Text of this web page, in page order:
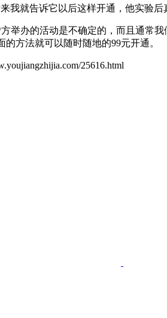
就告诉它以后这样开通，他实验后
举办的活动是不确定的，而且通常
方法就可以随时随地的99元开通。
25616.html